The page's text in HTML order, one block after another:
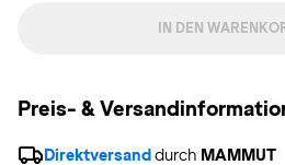
IN DEN
Preis- &
Direktversand durch MAMMUT